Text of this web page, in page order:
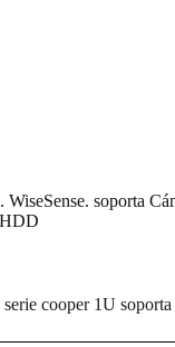
soporta
cooper 1U